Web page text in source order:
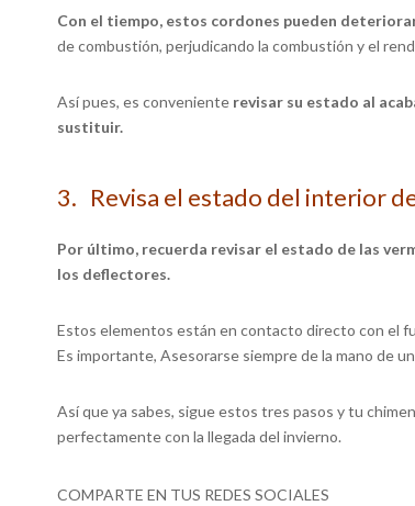
Con el tiempo, estos cordones pueden
de combustión, perjudicando la combustión y el
Así pues, es conveniente revisar su estado al
sustituir.
3. Revisa el estado del interior
Por último, recuerda revisar el estado de las
los deflectores.
Estos elementos están en contacto directo con el
Es importante, Asesorarse siempre de la mano de
Así que ya sabes, sigue estos tres pasos y tu
perfectamente con la llegada del invierno.
COMPARTE EN TUS REDES SOCIALES